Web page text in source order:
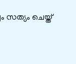
ചെയ്ത്‌